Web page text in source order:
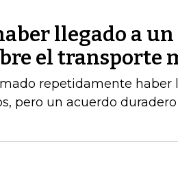
llegado a un
el transporte
repetidamente haber
pero un acuerdo